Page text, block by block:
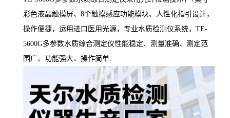
彩色液晶触摸屏、8个触摸感应功能模块、人性化指引设计，
操作便捷，运用进口医用光源，专业水质检测仪系统， TE-
5600G多参数水质综合测定仪性能稳定、测量准确、测定范
围广、功能强大、操作简单